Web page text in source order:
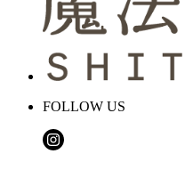
FOLLOW US